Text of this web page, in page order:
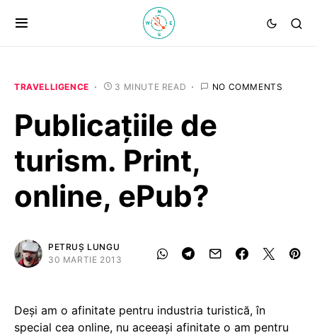
TRAVELLIGENCE 3 MINUTE READ NO COMMENTS
Publicațiile de
turism. Print,
online, ePub?
PETRUȘ LUNGU
30 MARTIE 2013
Deşi am o afinitate pentru industria turistică, în
special cea online, nu aceeaşi afinitate o am pentru